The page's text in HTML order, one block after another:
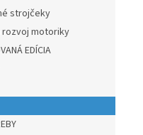
strojčeky
rozvoj motoriky
EDÍCIA